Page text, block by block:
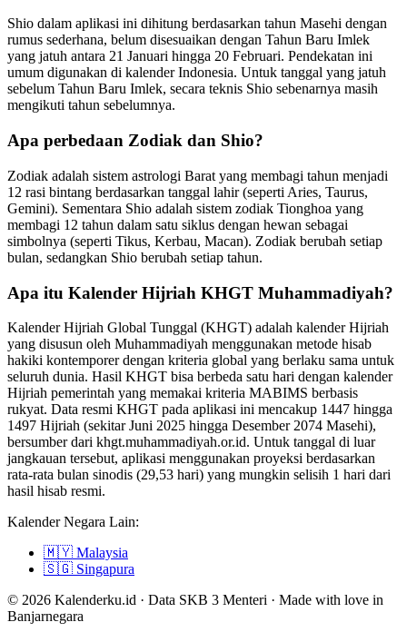
Shio dalam aplikasi ini dihitung berdasarkan tahun Masehi dengan
rumus sederhana, belum disesuaikan dengan Tahun Baru Imlek
yang jatuh antara 21 Januari hingga 20 Februari. Pendekatan ini
umum digunakan di kalender Indonesia. Untuk tanggal yang jatuh
sebelum Tahun Baru Imlek, secara teknis Shio sebenarnya masih
mengikuti tahun sebelumnya.
Apa perbedaan Zodiak dan Shio?
Zodiak adalah sistem astrologi Barat yang membagi tahun menjadi
12 rasi bintang berdasarkan tanggal lahir (seperti Aries, Taurus,
Gemini). Sementara Shio adalah sistem zodiak Tionghoa yang
membagi 12 tahun dalam satu siklus dengan hewan sebagai
simbolnya (seperti Tikus, Kerbau, Macan). Zodiak berubah setiap
bulan, sedangkan Shio berubah setiap tahun.
Apa itu Kalender Hijriah KHGT Muhammadiyah?
Kalender Hijriah Global Tunggal (KHGT) adalah kalender Hijriah
yang disusun oleh Muhammadiyah menggunakan metode hisab
hakiki kontemporer dengan kriteria global yang berlaku sama untuk
seluruh dunia. Hasil KHGT bisa berbeda satu hari dengan kalender
Hijriah pemerintah yang memakai kriteria MABIMS berbasis
rukyat. Data resmi KHGT pada aplikasi ini mencakup 1447 hingga
1497 Hijriah (sekitar Juni 2025 hingga Desember 2074 Masehi),
bersumber dari khgt.muhammadiyah.or.id. Untuk tanggal di luar
jangkauan tersebut, aplikasi menggunakan proyeksi berdasarkan
rata-rata bulan sinodis (29,53 hari) yang mungkin selisih 1 hari dari
hasil hisab resmi.
Kalender Negara Lain:
🇲🇾 Malaysia
🇸🇬 Singapura
© 2026 Kalenderku.id · Data SKB 3 Menteri · Made with love in
Banjarnegara